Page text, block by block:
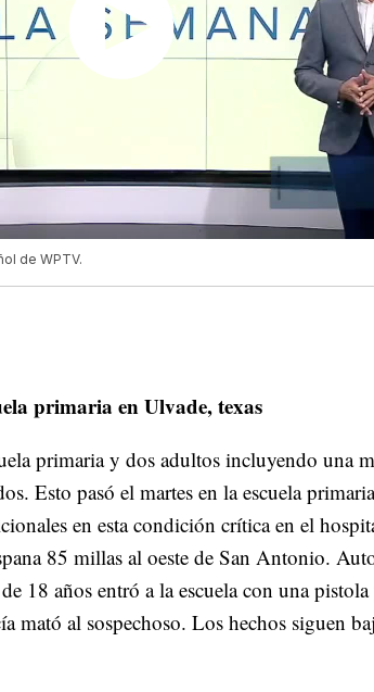
de WPTV.
primaria en Ulvade, texas
primaria y dos adultos incluyendo una
Esto pasó el martes en la escuela
en esta condición crítica en el
85 millas al oeste de San Antonio.
18 años entró a la escuela con una
mató al sospechoso. Los hechos siguen